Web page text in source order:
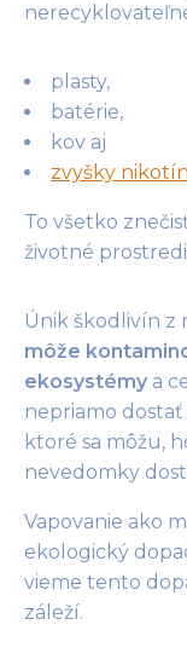
plasty,
batérie,
kov aj
zvyšky
To všetko
životné
Únik škodlivín z
môže
ekosystémy a
nepriamo
ktoré sa môžu,
nevedomky
Vapovanie ako
ekologický
vieme tento
záleží.